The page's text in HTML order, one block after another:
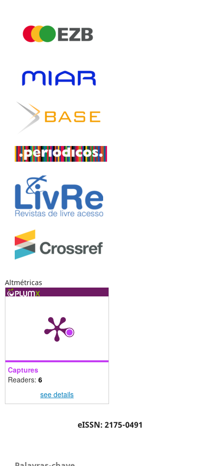
Altmétricas
Captures
Readers: 6
see details
eISSN: 2175-0491